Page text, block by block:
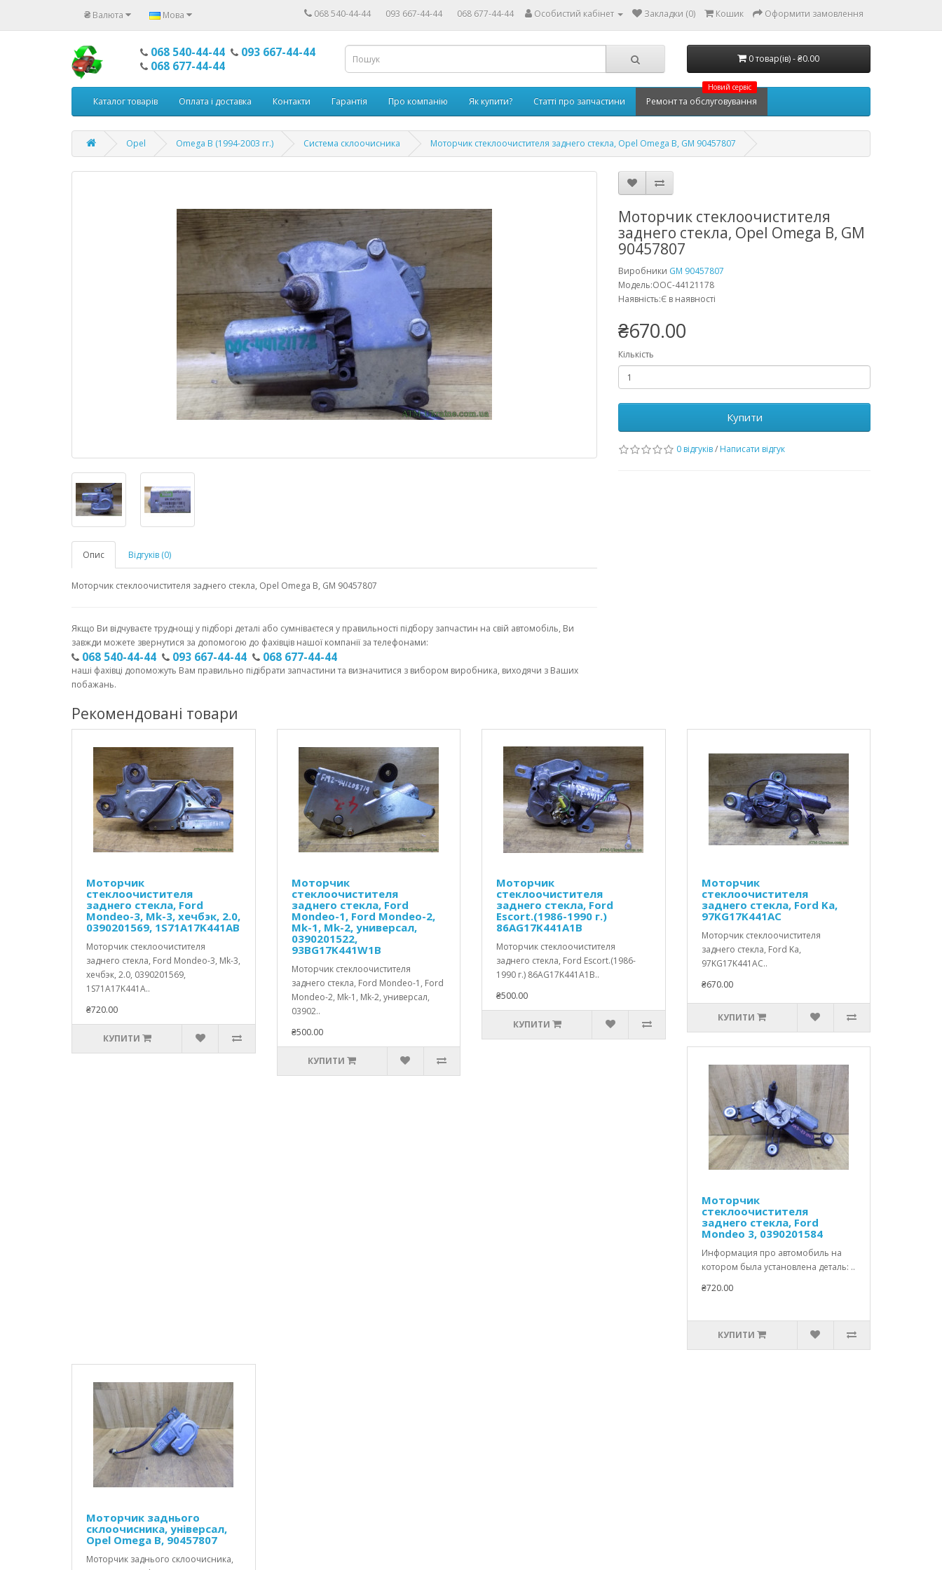
₴ Валюта Мова 068 540-44-44 093 667-44-44 068 677-44-44 Особистий кабінет Закладки (0) Кошик Оформити замовлення
068 540-44-44
093 667-44-44
068 677-44-44
0 товар(ів) - ₴0.00
Каталог товарів Оплата і доставка Контакти Гарантія Про компанію Як купити? Статті про запчастини
Новий сервіс
Ремонт та обслуговування
Opel Omega B (1994-2003 гг.) Система склоочисника Моторчик стеклоочистителя заднего стекла, Opel Omega B, GM 90457807
Опис Відгуків (0)
Моторчик стеклоочистителя заднего стекла, Opel Omega B, GM 90457807
Якщо Ви відчуваєте труднощі у підборі деталі або сумніваєтеся у правильності підбору запчастин на свій автомобіль, Ви
завжди можете звернутися за допомогою до фахівців нашої компанії за телефонами:
068 540-44-44 093 667-44-44 068 677-44-44
наші фахівці допоможуть Вам правильно підібрати запчастини та визначитися з вибором виробника, виходячи з Ваших
побажань.
Моторчик стеклоочистителя
заднего стекла, Opel Omega B, GM
90457807
Виробники GM 90457807
Модель:OOC-44121178
Наявність:Є в наявності
₴670.00
Кількість
Купити
0 відгуків/ Написати відгук
Рекомендовані товари
Моторчик
стеклоочистителя
заднего стекла, Ford
Mondeo-3, Mk-3, хечбэк, 2.0,
0390201569, 1S71A17K441AB
Моторчик стеклоочистителя
заднего стекла, Ford Mondeo-3, Mk-3,
хечбэк, 2.0, 0390201569,
1S71A17K441A..
₴720.00
КУПИТИ
Моторчик
стеклоочистителя
заднего стекла, Ford
Mondeo-1, Ford Mondeo-2,
Mk-1, Mk-2, универсал,
0390201522,
93BG17K441W1B
Моторчик стеклоочистителя
заднего стекла, Ford Mondeo-1, Ford
Mondeo-2, Mk-1, Mk-2, универсал,
03902..
₴500.00
КУПИТИ
Моторчик
стеклоочистителя
заднего стекла, Ford
Escort.(1986-1990 г.)
86AG17K441A1B
Моторчик стеклоочистителя
заднего стекла, Ford Escort.(1986-
1990 г.) 86AG17K441A1B..
₴500.00
КУПИТИ
Моторчик
стеклоочистителя
заднего стекла, Ford Ka,
97KG17K441AC
Моторчик стеклоочистителя
заднего стекла, Ford Ka,
97KG17K441AC..
₴670.00
КУПИТИ
Моторчик
стеклоочистителя
заднего стекла, Ford
Mondeo 3, 0390201584
Информация про автомобиль на
котором была установлена деталь: ..
₴720.00
КУПИТИ
Моторчик заднього
склоочисника, універсал,
Opel Omega B, 90457807
Моторчик заднього склоочисника,